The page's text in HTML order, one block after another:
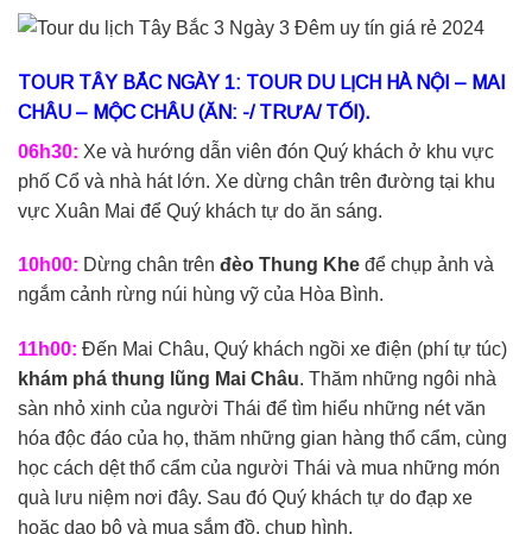
TOUR TÂY BẮC NGÀY 1: TOUR DU LỊCH HÀ NỘI – MAI
CHÂU – MỘC CHÂU (ĂN: -/ TRƯA/ TỐI).
06h30: Xe và hướng dẫn viên đón Quý khách ở khu vực
phố Cổ và nhà hát lớn. Xe dừng chân trên đường tại khu
vực Xuân Mai để Quý khách tự do ăn sáng.
10h00: Dừng chân trên đèo Thung Khe để chụp ảnh và
ngắm cảnh rừng núi hùng vỹ của Hòa Bình.
11h00: Đến Mai Châu, Quý khách ngồi xe điện (phí tự túc)
khám phá thung lũng Mai Châu. Thăm những ngôi nhà
sàn nhỏ xinh của người Thái để tìm hiểu những nét văn
hóa độc đáo của họ, thăm những gian hàng thổ cẩm, cùng
học cách dệt thổ cẩm của người Thái và mua những món
quà lưu niệm nơi đây. Sau đó Quý khách tự do đạp xe
hoặc dạo bộ và mua sắm đồ, chụp hình.